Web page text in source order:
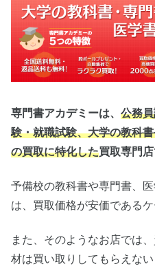
専門書アカデミーは、 公務
験・就職試験、大学の教科
の買取に特化した買取専門店
予備校の教科書や専門書、
は、買取価格が安価であるケ
また、そのようなお店では
材は買い取りしてもらえない